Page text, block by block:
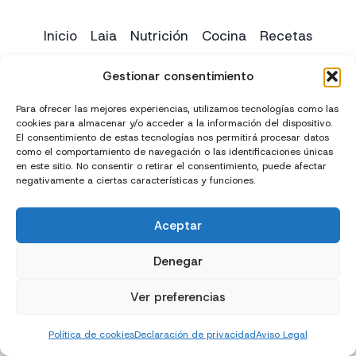
Gestionar consentimiento
Para ofrecer las mejores experiencias, utilizamos tecnologías como las
cookies para almacenar y/o acceder a la información del dispositivo.
El consentimiento de estas tecnologías nos permitirá procesar datos
como el comportamiento de navegación o las identificaciones únicas
en este sitio. No consentir o retirar el consentimiento, puede afectar
negativamente a ciertas características y funciones.
Aceptar
Denegar
Ver preferencias
Política de cookiesDeclaración de privacidadAviso Legal
Inicio Laia Nutrición Cocina Recetas
Yoga Contacto
Política de privacidad
Política de cookies (UE)
Aviso Legal